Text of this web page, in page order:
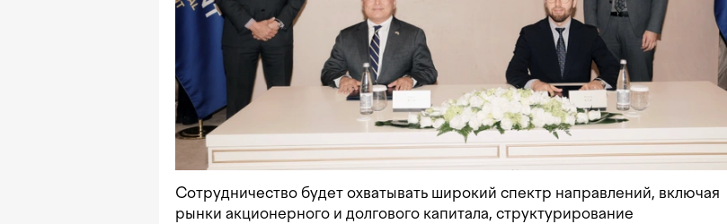
Сотрудничество будет охватывать широкий спектр направлений, включая
рынки акционерного и долгового капитала, структурирование